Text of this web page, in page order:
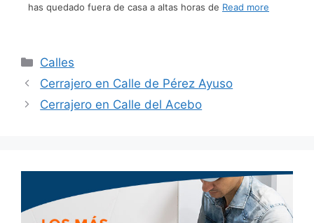
has quedado fuera de casa a altas horas de Read more
Calles
Cerrajero en Calle de Pérez Ayuso
Cerrajero en Calle del Acebo